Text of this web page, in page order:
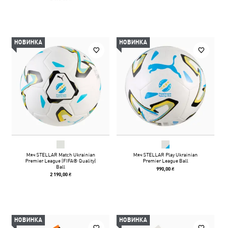
НОВИНКА
Мяч STELLAR Match Ukrainian
Premier League (FIFA® Quality)
Ball
2 190,00 ₴
НОВИНКА
Мяч STELLAR Play Ukrainian
Premier League Ball
990,00 ₴
НОВИНКА НОВИНКА